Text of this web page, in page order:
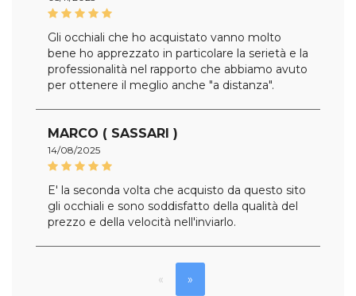
Gli occhiali che ho acquistato vanno molto
bene ho apprezzato in particolare la serietà e la
professionalità nel rapporto che abbiamo avuto
per ottenere il meglio anche "a distanza".
MARCO ( SASSARI )
14/08/2025
E' la seconda volta che acquisto da questo sito
gli occhiali e sono soddisfatto della qualità del
prezzo e della velocità nell'inviarlo.
« »